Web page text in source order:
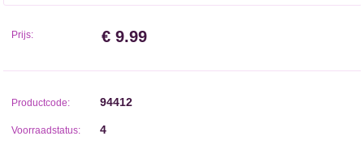
Prijs: € 9.99
Productcode: 94412
Voorraadstatus: 4